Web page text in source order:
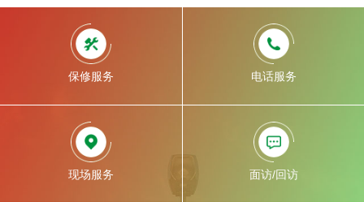
保修服务 电话服务
现场服务 面访/回访